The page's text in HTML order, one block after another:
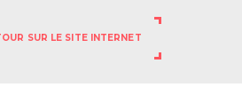
SUR LE SITE INTERNET